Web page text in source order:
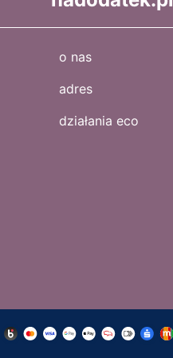
o nas
adres
działania eco